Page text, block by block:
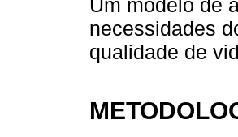
Um modelo de
necessidades
qualidade de